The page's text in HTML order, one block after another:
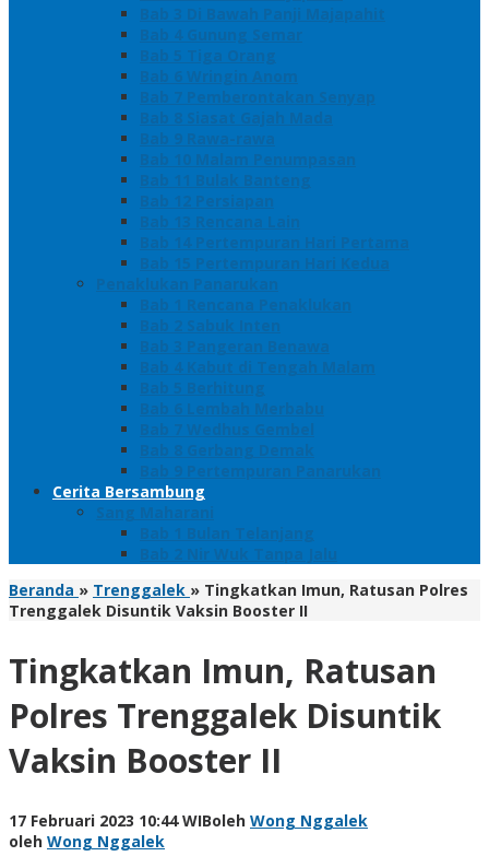
Bab 3 Di Bawah Panji Majapahit
Bab 4 Gunung Semar
Bab 5 Tiga Orang
Bab 6 Wringin Anom
Bab 7 Pemberontakan Senyap
Bab 8 Siasat Gajah Mada
Bab 9 Rawa-rawa
Bab 10 Malam Penumpasan
Bab 11 Bulak Banteng
Bab 12 Persiapan
Bab 13 Rencana Lain
Bab 14 Pertempuran Hari Pertama
Bab 15 Pertempuran Hari Kedua
Penaklukan Panarukan
Bab 1 Rencana Penaklukan
Bab 2 Sabuk Inten
Bab 3 Pangeran Benawa
Bab 4 Kabut di Tengah Malam
Bab 5 Berhitung
Bab 6 Lembah Merbabu
Bab 7 Wedhus Gembel
Bab 8 Gerbang Demak
Bab 9 Pertempuran Panarukan
Cerita Bersambung
Sang Maharani
Bab 1 Bulan Telanjang
Bab 2 Nir Wuk Tanpa Jalu
Beranda » Trenggalek » Tingkatkan Imun, Ratusan Polres
Trenggalek Disuntik Vaksin Booster II
Tingkatkan Imun, Ratusan
Polres Trenggalek Disuntik
Vaksin Booster II
17 Februari 2023 10:44 WIBoleh Wong Nggalek
oleh Wong Nggalek